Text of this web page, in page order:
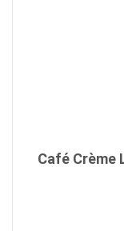
Café Crème